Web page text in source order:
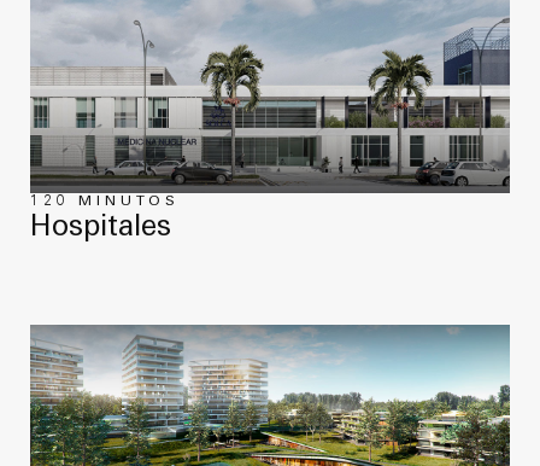
120 MINUTOS
Hospitales